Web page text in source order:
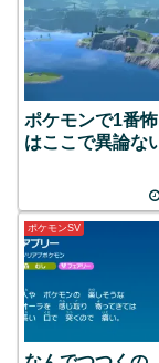
ポケモンで1番
はここで異論な
ポケモンSV